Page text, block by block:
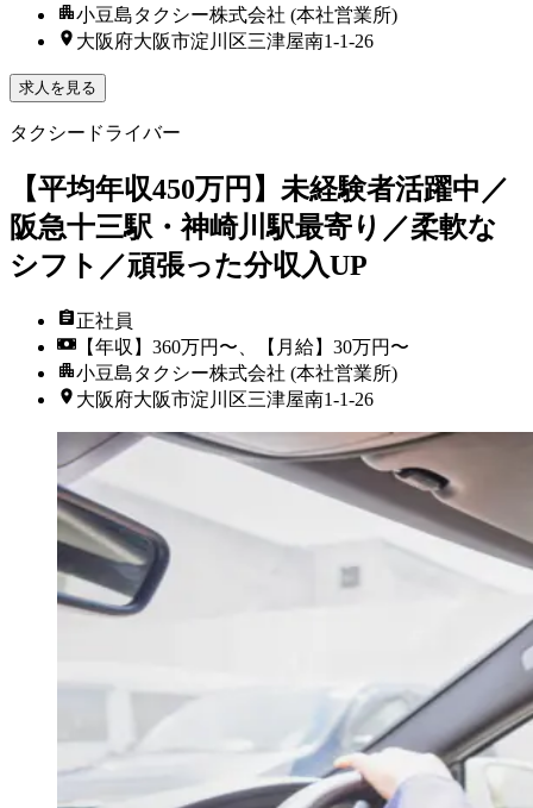
小豆島タクシー株式会社 (本社営業所)
大阪府大阪市淀川区三津屋南1-1-26
求人を見る
タクシードライバー
【平均年収450万円】未経験者活躍中／
阪急十三駅・神崎川駅最寄り／柔軟な
シフト／頑張った分収入UP
正社員
【年収】360万円〜、【月給】30万円〜
小豆島タクシー株式会社 (本社営業所)
大阪府大阪市淀川区三津屋南1-1-26